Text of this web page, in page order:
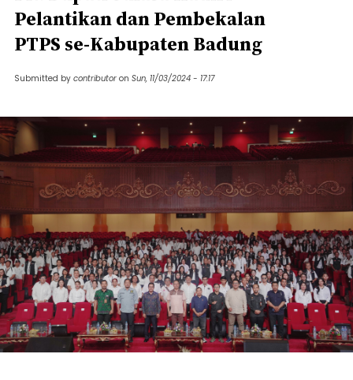
Pelantikan dan Pembekalan
PTPS se-Kabupaten Badung
Submitted by contributor on Sun, 11/03/2024 - 17:17